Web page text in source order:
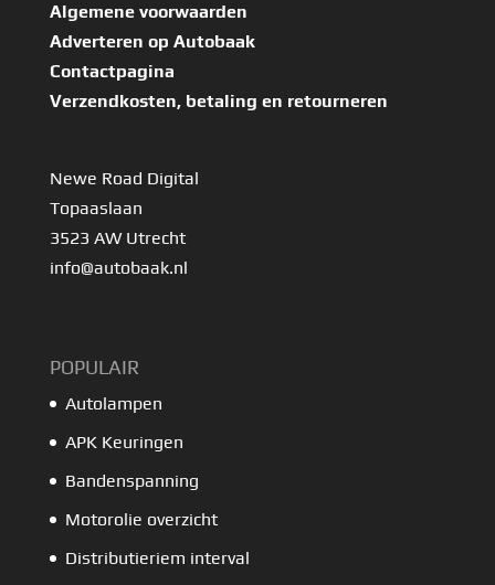
Algemene voorwaarden
Adverteren op Autobaak
Contactpagina
Verzendkosten, betaling en retourneren
Newe Road Digital
Topaaslaan
3523 AW Utrecht
info@autobaak.nl
POPULAIR
Autolampen
APK Keuringen
Bandenspanning
Motorolie overzicht
Distributieriem interval